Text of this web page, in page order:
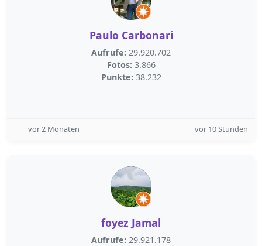
Paulo Carbonari
Aufrufe: 29.920.702
Fotos: 3.866
Punkte: 38.232
vor 2 Monaten vor 10 Stunden
foyez Jamal
Aufrufe: 29.921.178